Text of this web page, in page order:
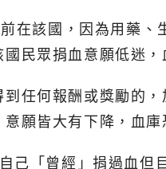
在該國，因為用藥、
民眾捐血意願低迷，
任何報酬或獎勵的
願皆大有下降，血庫
「曾經」捐過血但